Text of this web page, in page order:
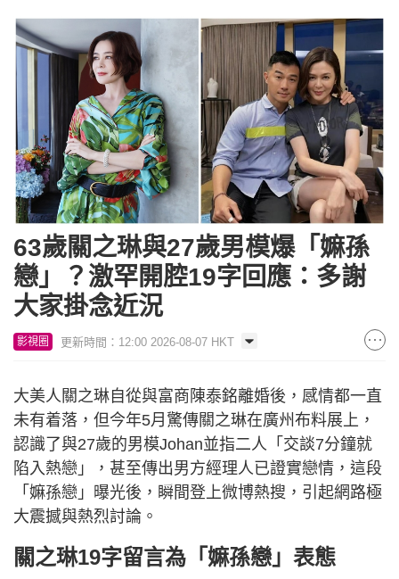
63歲關之琳與27歲男模爆「嫲孫
戀」？激罕開腔19字回應：多謝
大家掛念近況
影視圈 更新時間：12:00 2026-08-07 HKT
大美人關之琳自從與富商陳泰銘離婚後，感情都一直
未有着落，但今年5月驚傳關之琳在廣州布料展上，
認識了與27歲的男模Johan並指二人「交談7分鐘就
陷入熱戀」，甚至傳出男方經理人已證實戀情，這段
「嫲孫戀」曝光後，瞬間登上微博熱搜，引起網路極
大震撼與熱烈討論。
關之琳19字留言為「嫲孫戀」表態